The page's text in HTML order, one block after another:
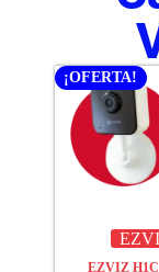
¡OFERTA!
EZVIZ H1C